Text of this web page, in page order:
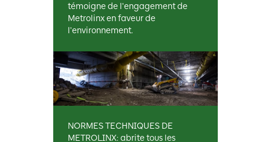
témoigne de l'engagement de
Metrolinx en faveur de
l'environnement.
NORMES TECHNIQUES DE
METROLINX: abrite tous les